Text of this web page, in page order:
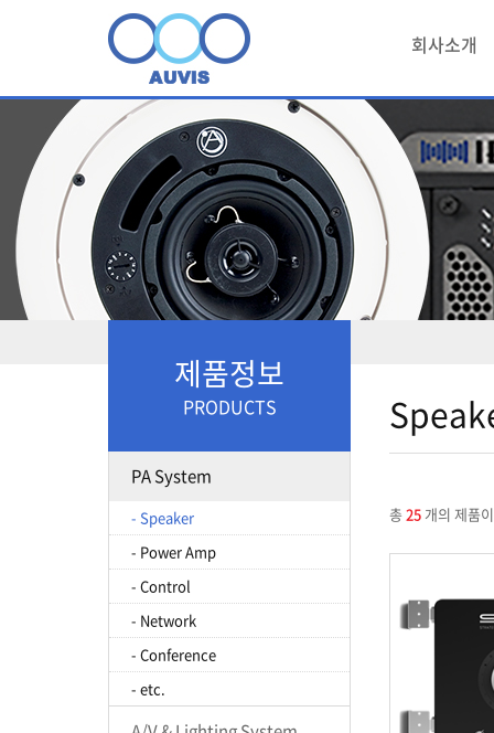
회사소개
제품정보
PRODUCTS
PA System
- Speaker
- Power Amp
- Control
- Network
- Conference
- etc.
총25개의 제품